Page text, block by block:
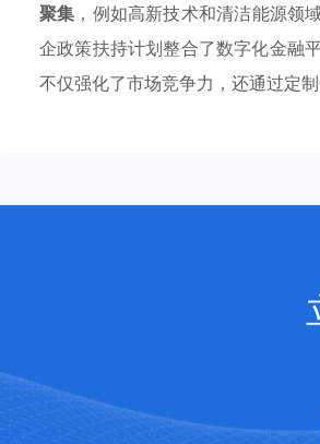
聚集 ，例如高新技术和清洁能源领
企政策扶持计划整合了数字化金融
不仅强化了市场竞争力，还通过定